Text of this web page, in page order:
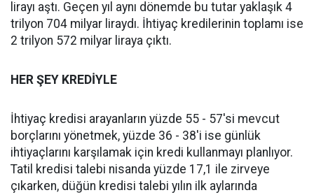
lirayı aştı. Geçen yıl aynı dönemde bu tutar yaklaşık 4
trilyon 704 milyar liraydı. İhtiyaç kredilerinin toplamı ise
2 trilyon 572 milyar liraya çıktı.
HER ŞEY KREDİYLE
İhtiyaç kredisi arayanların yüzde 55 - 57'si mevcut
borçlarını yönetmek, yüzde 36 - 38'i ise günlük
ihtiyaçlarını karşılamak için kredi kullanmayı planlıyor.
Tatil kredisi talebi nisanda yüzde 17,1 ile zirveye
çıkarken, düğün kredisi talebi yılın ilk aylarında